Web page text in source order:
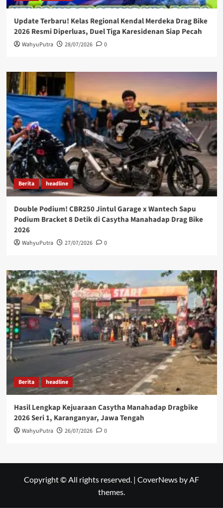
Update Terbaru! Kelas Regional Kendal Merdeka Drag Bike
2026 Resmi Diperluas, Duel Tiga Karesidenan Siap Pecah
WahyuPutra 28/07/2026 0
Berita headline
Double Podium! CBR250 Jintul Garage x Wantech Sapu
Podium Bracket 8 Detik di Casytha Manahadap Drag Bike
2026
WahyuPutra 27/07/2026 0
Berita headline
Hasil Lengkap Kejuaraan Casytha Manahadap Dragbike
2026 Seri 1, Karanganyar, Jawa Tengah
WahyuPutra 26/07/2026 0
Copyright © All rights reserved. | CoverNews by AF
themes.